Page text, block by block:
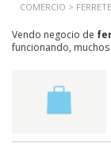
COMERCIO >
Vendo negocio de
funcionando,